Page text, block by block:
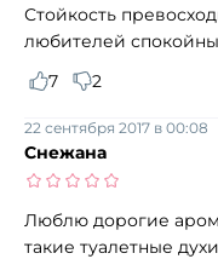
Стойкость
любителей
7
2
Снежана
22 сентября 2017 в 00:08
Люблю дорогие
такие туалетные